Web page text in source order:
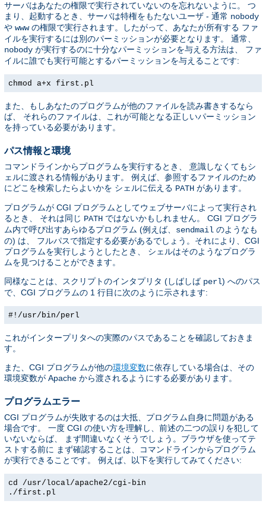
サーバはあなたの権限で実行されていないのを忘れないように。 つ
まり、起動するとき、サーバは特権をもたないユーザ - 通常 nobody
や wwwの権限で実行されます。したがって、あなたが所有する ファ
イルを実行するには別のパーミッションが必要となります。 通常、
nobody が実行するのに十分なパーミッションを与える方法は、 ファ
イルに誰でも実行可能とするパーミッションを与えることです:
chmod a+x first.pl
また、もしあなたのプログラムが他のファイルを読み書きするなら
ば、 それらのファイルは、これが可能となる正しいパーミッション
を持っている必要があります。
パス情報と環境
コマンドラインからプログラムを実行するとき、 意識しなくてもシ
ェルに渡される情報があります。 例えば、参照するファイルのため
にどこを検索したらよいかを シェルに伝える PATH があります。
プログラムが CGI プログラムとしてウェブサーバによって実行され
るとき、 それは同じ PATH ではないかもしれません。 CGI プログラ
ム内で呼び出すあらゆるプログラム (例えば、 sendmail のようなも
の) は、 フルパスで指定する必要があるでしょう。それにより、CGI
プログラムを実行しようとしたとき、 シェルはそのようなプログラ
ムを見つけることができます。
同様なことは、スクリプトのインタプリタ (しばしば perl) へのパス
で、CGI プログラムの 1 行目に次のように示されます:
#!/usr/bin/perl
これがインタープリタへの実際のパスであることを確認しておきま
す。
また、CGI プログラムが他の環境変数に依存している場合は、その
環境変数が Apache から渡されるようにする必要があります。
プログラムエラー
CGI プログラムが失敗するのは大抵、プログラム自身に問題がある
場合です。 一度 CGI の使い方を理解し、前述の二つの誤りを犯して
いないならば、 まず間違いなくそうでしょう。ブラウザを使ってテ
ストする前に まず確認することは、コマンドラインからプログラム
が実行できることです。 例えば、以下を実行してみてください:
cd /usr/local/apache2/cgi-bin
./first.pl